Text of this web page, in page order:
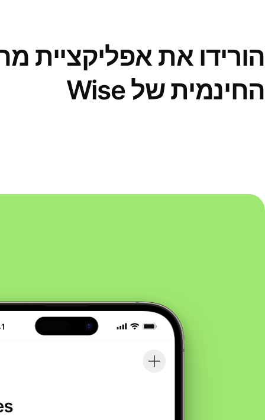
הורידו את אפליקציית
החינמית של Wise